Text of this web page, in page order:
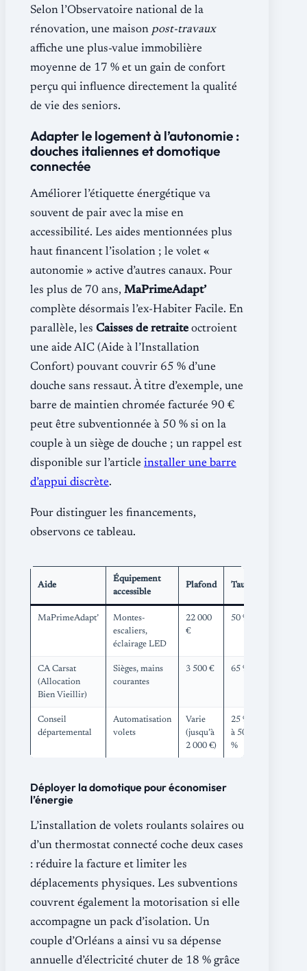
Selon l’Observatoire national de la
rénovation, une maison post-travaux
affiche une plus-value immobilière
moyenne de 17 % et un gain de confort
perçu qui influence directement la qualité
de vie des seniors.
Adapter le logement à l’autonomie :
douches italiennes et domotique
connectée
Améliorer l’étiquette énergétique va
souvent de pair avec la mise en
accessibilité. Les aides mentionnées plus
haut financent l’isolation ; le volet «
autonomie » active d’autres canaux. Pour
les plus de 70 ans, MaPrimeAdapt’
complète désormais l’ex-Habiter Facile. En
parallèle, les Caisses de retraite octroient
une aide AIC (Aide à l’Installation
Confort) pouvant couvrir 65 % d’une
douche sans ressaut. À titre d’exemple, une
barre de maintien chromée facturée 90 €
peut être subventionnée à 50 % si on la
couple à un siège de douche ; un rappel est
disponible sur l’article installer une barre
d’appui discrète.
Pour distinguer les financements,
observons ce tableau.
Aide
Équipement
accessible
Plafond Taux
MaPrimeAdapt’
Montes-
escaliers,
éclairage LED
22 000
€
50 %
CA Carsat
(Allocation
Bien Vieillir)
Sièges, mains
courantes
3 500 € 65 %
Conseil
départemental
Automatisation
volets
Varie
(jusqu’à
2 000 €)
25 %
à 50
%
Déployer la domotique pour économiser
l’énergie
L’installation de volets roulants solaires ou
d’un thermostat connecté coche deux cases
: réduire la facture et limiter les
déplacements physiques. Les subventions
couvrent également la motorisation si elle
accompagne un pack d’isolation. Un
couple d’Orléans a ainsi vu sa dépense
annuelle d’électricité chuter de 18 % grâce